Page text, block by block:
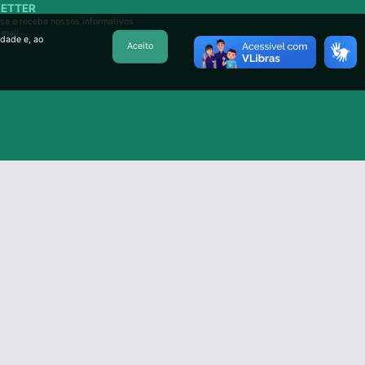
e receba nossos informativos
e, ao
Aceito